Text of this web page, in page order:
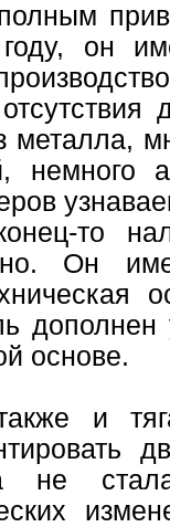
он
металла,
немного
то
Он
основе.
и
стала